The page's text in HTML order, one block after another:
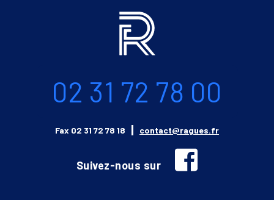
02 31 72 78 00
Fax 02 31 72 78 18 Emailcontact@ragues.fr
Suivez-nous sur
facebook